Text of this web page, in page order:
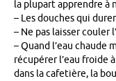
la plupart apprendre à
– Les douches qui
– Ne pas laisser couler
– Quand l’eau chaude
récupérer l’eau froide
dans la cafetière, la